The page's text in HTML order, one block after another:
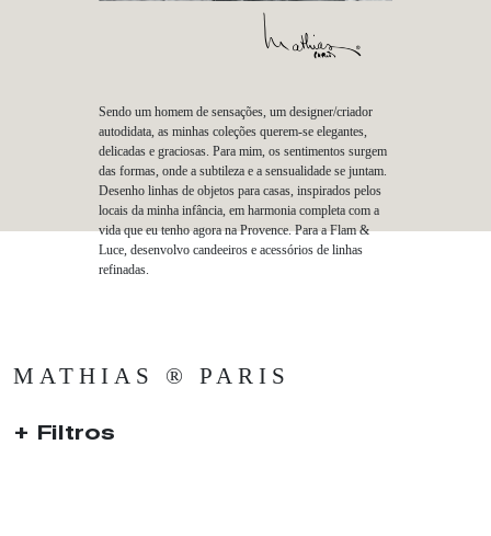
Sendo um homem de sensações, um designer/criador
autodidata, as minhas coleções querem-se elegantes,
delicadas e graciosas. Para mim, os sentimentos surgem
das formas, onde a subtileza e a sensualidade se juntam.
Desenho linhas de objetos para casas, inspirados pelos
locais da minha infância, em harmonia completa com a
vida que eu tenho agora na Provence. Para a Flam &
Luce, desenvolvo candeeiros e acessórios de linhas
refinadas.
MATHIAS ® PARIS
Filtros